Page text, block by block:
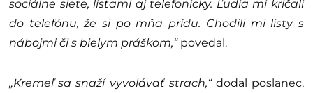
sociálne siete, listami aj telefonicky. Ľudia mi kričali
do telefónu, že si po mňa prídu. Chodili mi listy s
nábojmi či s bielym práškom,“povedal.
„Kremeľ sa snaží vyvolávať strach,“dodal poslanec,